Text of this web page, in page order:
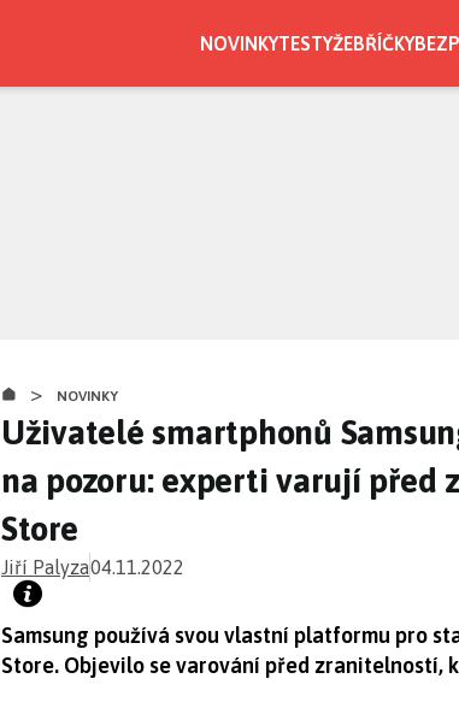
NOVINKYTESTYŽEBŘÍČKY
> NOVINKY
Uživatelé smartphonů
na pozoru: experti varují před
Store
Jiří Palyza04.11.2022
Samsung používá svou vlastní platformu pro
Store. Objevilo se varování před zranitelností,